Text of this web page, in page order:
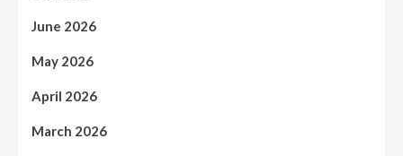
June 2026
May 2026
April 2026
March 2026